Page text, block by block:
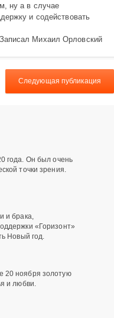
ну а в случае
и содействовать
Записал Михаил Орловский
Следующая публикация
года. Он был очень
точки зрения.
и брака,
«Горизонт»
Новый год.
20 ноября золотую
и любви.